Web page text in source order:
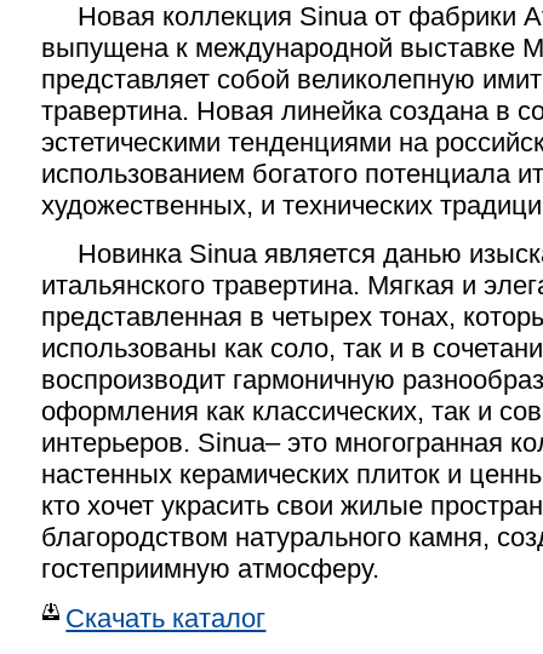
Новая коллекция Sinua от фабрики
выпущена к международной выставке
представляет собой великолепную
травертина. Новая линейка создана в
эстетическими тенденциями на
использованием богатого потенциала
художественных, и технических
Новинка Sinua является данью
итальянского травертина. Мягкая и
представленная в четырех тонах,
использованы как соло, так и в
воспроизводит гармоничную
оформления как классических, так и
интерьеров. Sinua– это многогранная
настенных керамических плиток и
кто хочет украсить свои жилые
благородством натурального камня,
гостеприимную атмосферу.
Скачать каталог